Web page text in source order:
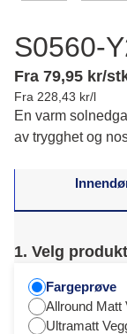
S0560-
Fra 79,95 kr/
Fra 228,43 kr/l
En varm
av trygghet og
1. Velg produkt
Fargeprøve
Allround Matt
Ultramatt